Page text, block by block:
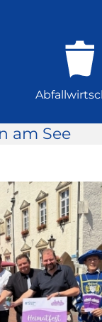
am See